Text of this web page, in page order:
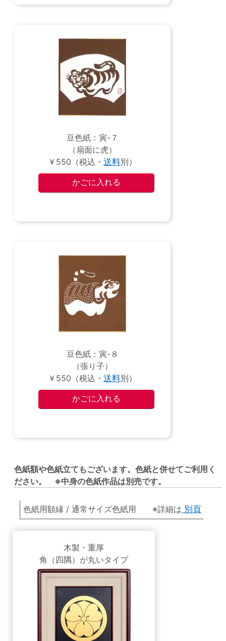
豆色紙：寅-７
（扇面に虎）
￥550（税込・ 送料別）
豆色紙：寅-８
（張り子）
￥550（税込・ 送料別）
色紙額や色紙立てもございます。色紙と併せてご利用く
ださい。 ※中身の色紙作品は別売です。
色紙用額縁 / 通常サイズ色紙用 ※詳細は 別頁
木製・重厚
角（四隅）が丸いタイプ